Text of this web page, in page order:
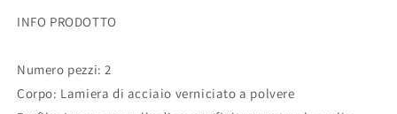
INFO PRODOTTO
Numero pezzi: 2
Corpo: Lamiera di acciaio verniciato a polvere